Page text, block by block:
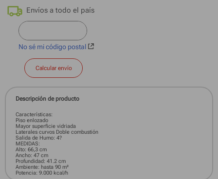
No sé mi código postal
Calcular envío
Descripción de producto
Características:
Piso enlozado
Mayor superficie vidriada
Laterales curvos Doble combustión
Salida de Humo: 4?
MEDIDAS:
Alto: 66,3 cm
Ancho: 47 cm
Profundidad: 41.2 cm
Ambiente: hasta 90 m²
Potencia: 9.000 kcal/h